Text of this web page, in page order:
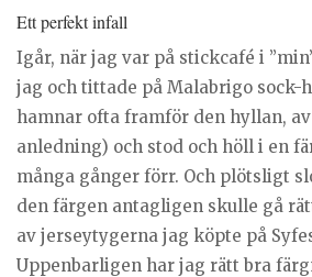
Ett perfekt infall
Igår, när jag var på stickcafé i
jag och tittade på Malabrigo sock-
hamnar ofta framför den hyllan,
anledning) och stod och höll i en
många gånger förr. Och plötsligt
den färgen antagligen skulle gå
av jerseytygerna jag köpte på
Uppenbarligen har jag rätt bra